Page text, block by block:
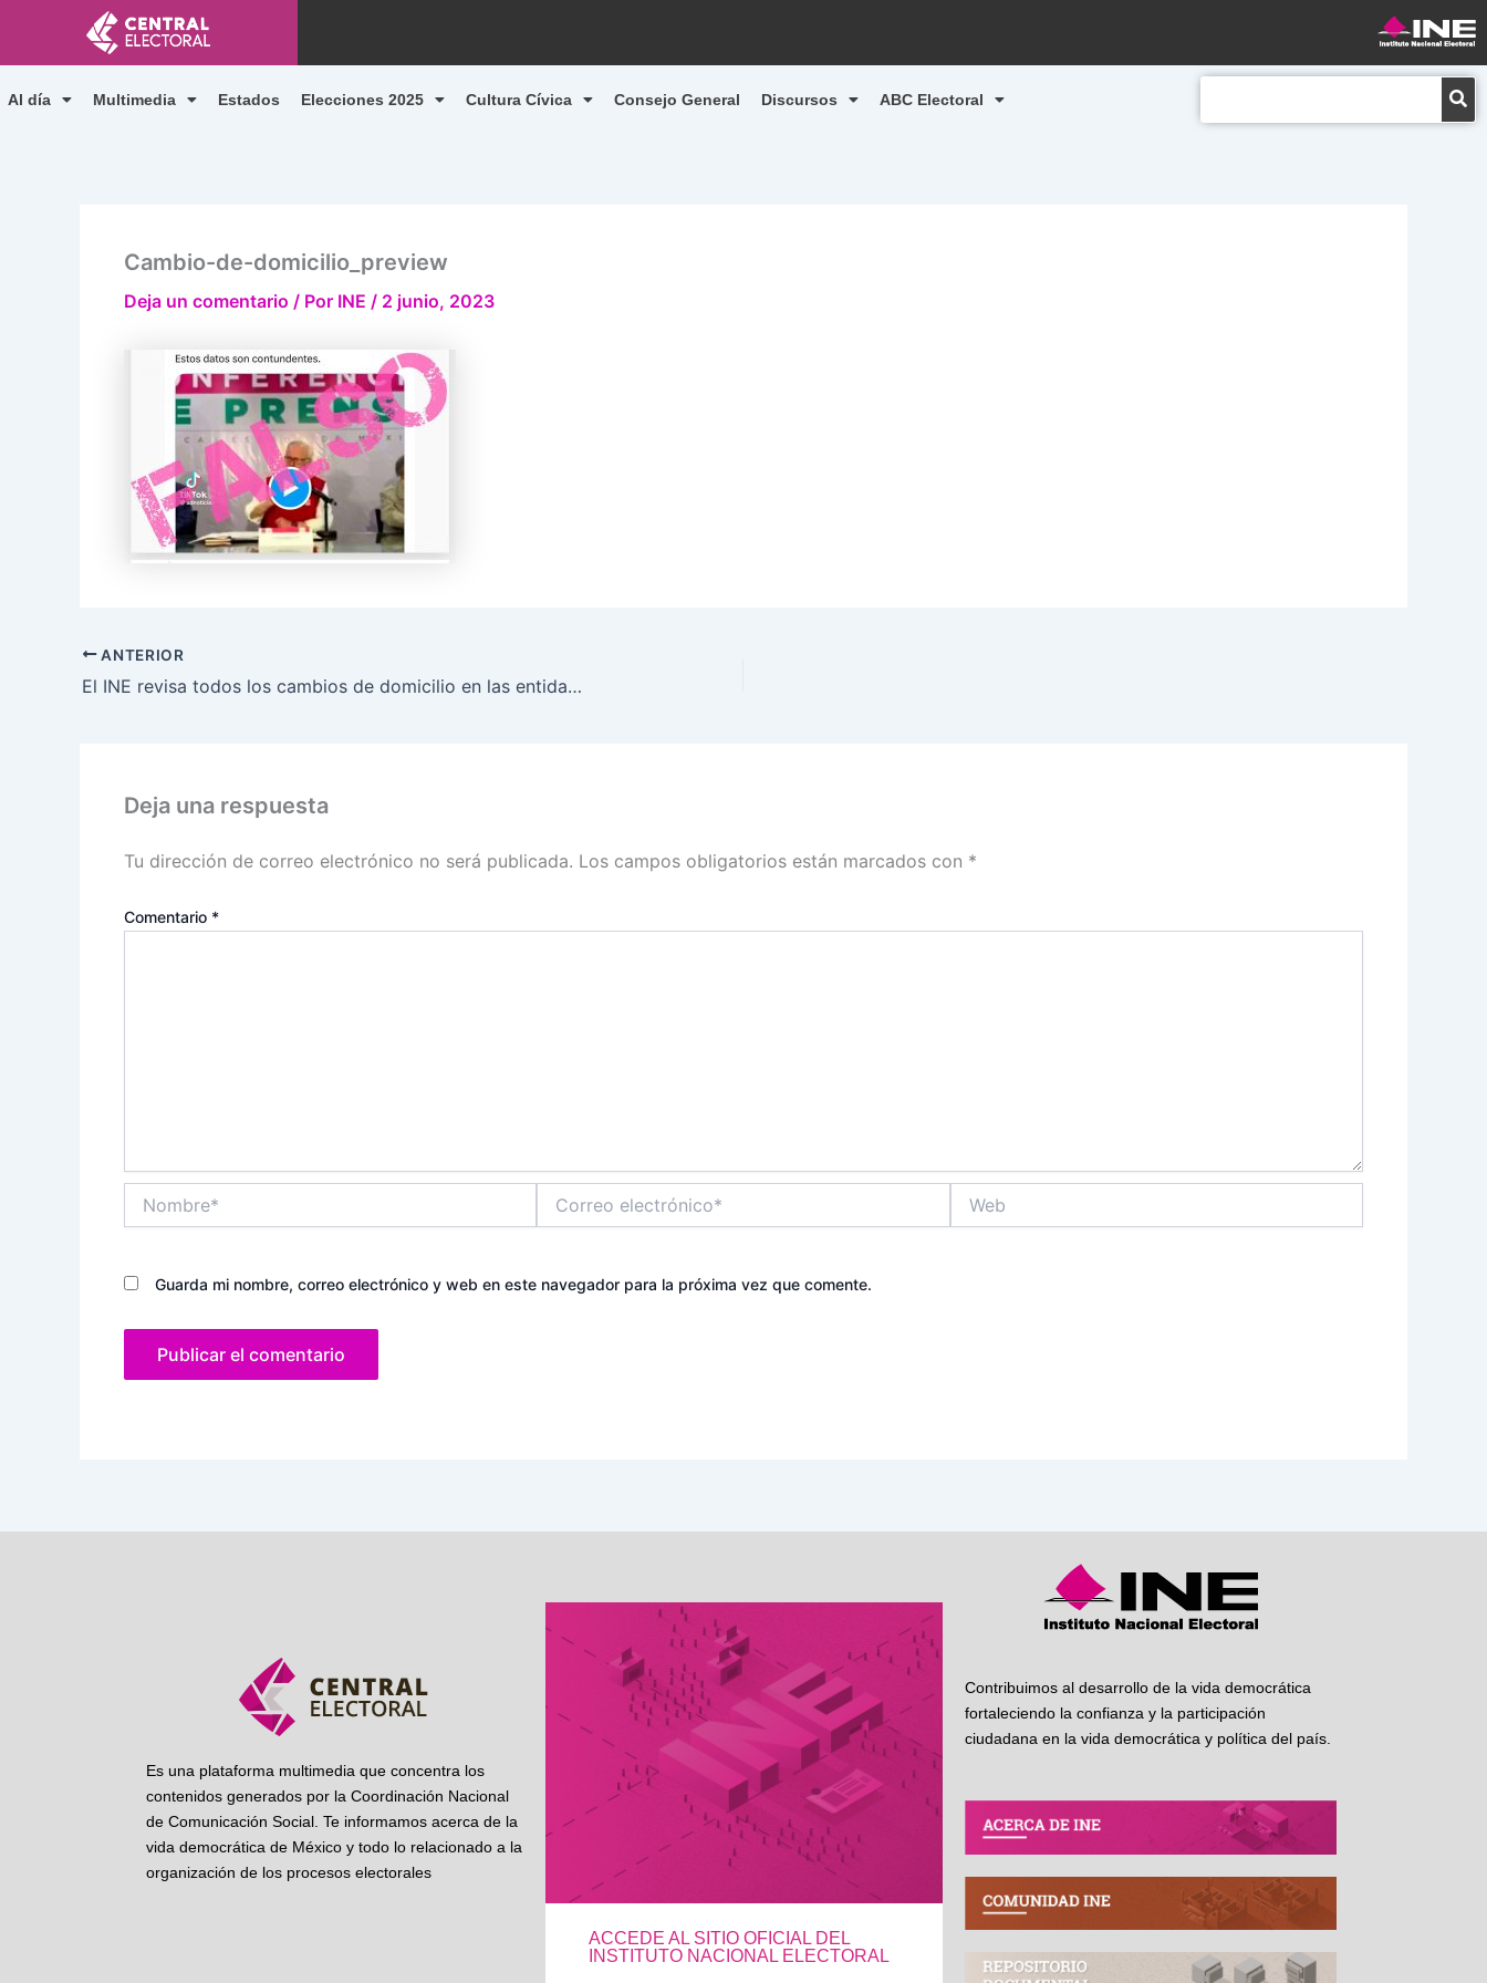
contenido
Al día Multimedia Estados Elecciones 2025 Cultura Cívica Consejo General Discursos ABC Electoral
Cambio-de-domicilio_preview
Deja un comentario / Por INE / 2 junio, 2023
ANTERIOR
El INE revisa todos los cambios de domicilio en las entidades próximas a celebrar elecciones locales mediante la aplicación de criterios estadísticos
Deja una respuesta
Tu dirección de correo electrónico no será publicada. Los campos obligatorios están marcados con *
Comentario *
electrónico*
Guarda mi nombre, correo electrónico y web en este navegador para la próxima vez que comente.
Es una plataforma multimedia que concentra los
contenidos generados por la Coordinación Nacional
de Comunicación Social. Te informamos acerca de la
vida democrática de México y todo lo relacionado a la
organización de los procesos electorales
ACCEDE AL SITIO OFICIAL DEL
INSTITUTO NACIONAL ELECTORAL
Contribuimos al desarrollo de la vida democrática
fortaleciendo la confianza y la participación
ciudadana en la vida democrática y política del país.